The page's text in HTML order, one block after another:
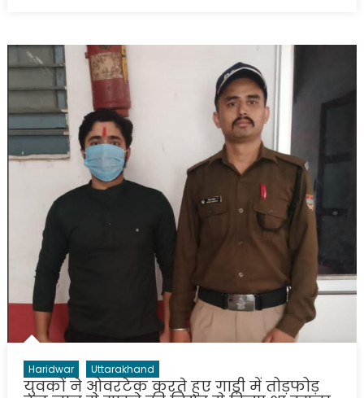
Haridwar Uttarakhand
युवकों ने ओवरटेक करते हुए गाड़ी में तोड़फोड़